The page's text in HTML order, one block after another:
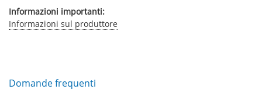
Informazioni importanti:
Informazioni sul produttore
Domande frequenti